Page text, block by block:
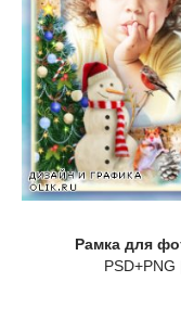
Рамка для